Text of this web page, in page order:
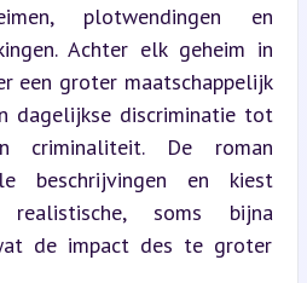
plotwendingen en
Achter elk geheim in
een groter maatschappelijk
dagelijkse discriminatie tot
criminaliteit. De roman
beschrijvingen en kiest
soms bijna
de impact des te groter